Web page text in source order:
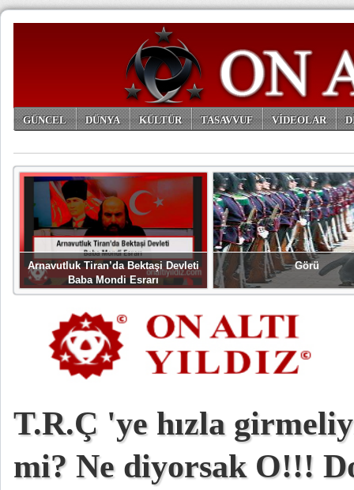
GÜNCEL DÜNYA KÜLTÜR TASAVVUF VİDEOLAR
Arnavutluk Tiran’da Bektaşi Devleti
Baba Mondi Esrarı
Görü
T.R.Ç 'ye hızla
mi? Ne diyorsak O!!!